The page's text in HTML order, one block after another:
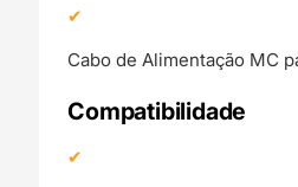
Cabo de Alimentação MC
Compatibilidade